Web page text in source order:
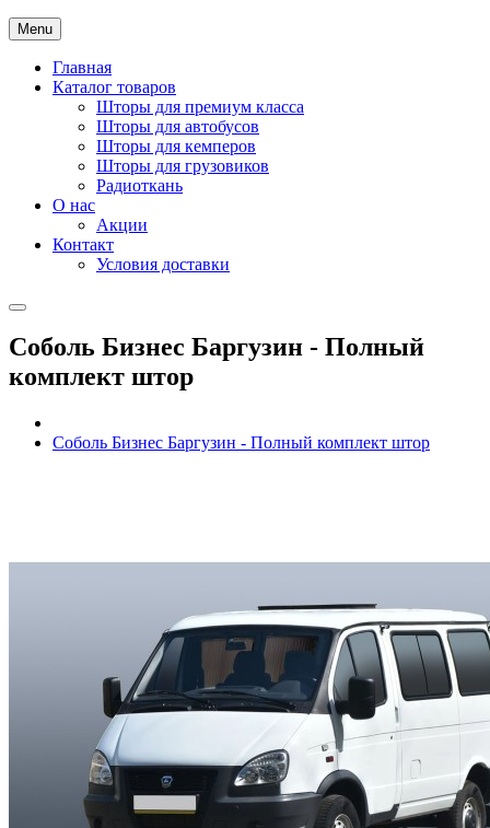
Menu
Главная
Каталог товаров
Шторы для премиум класса
Шторы для автобусов
Шторы для кемперов
Шторы для грузовиков
Радиоткань
О нас
Акции
Контакт
Условия доставки
Соболь Бизнес Баргузин - Полный
комплект штор
Соболь Бизнес Баргузин - Полный комплект штор